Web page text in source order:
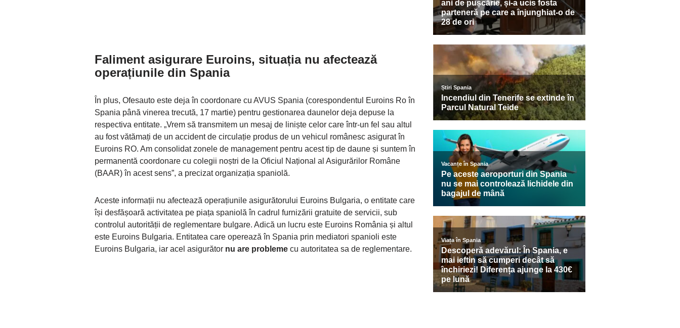
Faliment asigurare Euroins, situația nu afectează
operațiunile din Spania
În plus, Ofesauto este deja în coordonare cu AVUS Spania (corespondentul Euroins Ro în
Spania până vinerea trecută, 17 martie) pentru gestionarea daunelor deja depuse la
respectiva entitate. „Vrem să transmitem un mesaj de liniște celor care într-un fel sau altul
au fost vătămați de un accident de circulație produs de un vehicul românesc asigurat în
Euroins RO. Am consolidat zonele de management pentru acest tip de daune și suntem în
permanentă coordonare cu colegii noștri de la Oficiul Național al Asigurărilor Române
(BAAR) în acest sens”, a precizat organizația spaniolă.
Aceste informații nu afectează operațiunile asigurătorului Euroins Bulgaria, o entitate care
își desfășoară activitatea pe piața spaniolă în cadrul furnizării gratuite de servicii, sub
controlul autorității de reglementare bulgare. Adică un lucru este Euroins România și altul
este Euroins Bulgaria. Entitatea care operează în Spania prin mediatori spanioli este
Euroins Bulgaria, iar acel asigurător nu are probleme cu autoritatea sa de reglementare.